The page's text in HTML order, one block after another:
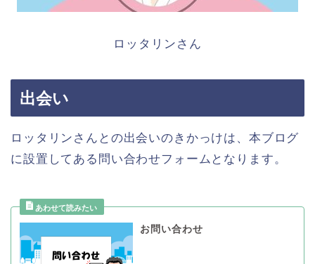
ロッタリンさん
出会い
ロッタリンさんとの出会いのきかっけは、本ブログ
に設置してある問い合わせフォームとなります。
お問い合わせ